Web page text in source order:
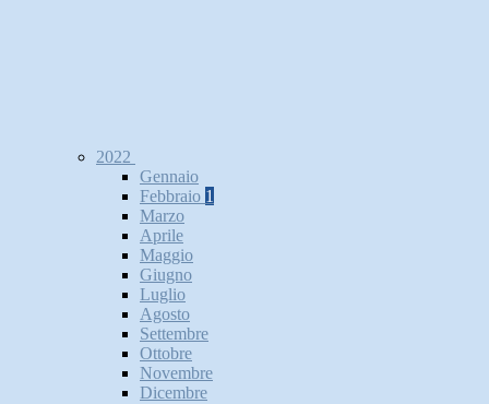
2022
Gennaio
Febbraio 1
Marzo
Aprile
Maggio
Giugno
Luglio
Agosto
Settembre
Ottobre
Novembre
Dicembre